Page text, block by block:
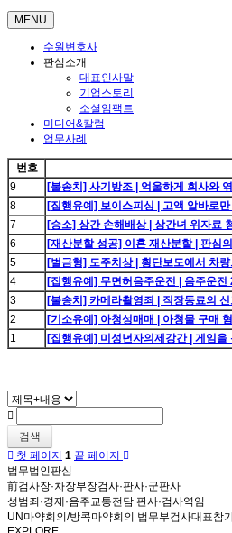
MENU
수원변호사
판심소개
대표인사말
기업스토리
소셜임팩트
미디어&칼럼
업무사례
번호
9
[불송치] 사기방조 | 억울하게 회사와
8
[집행유예] 보이스피싱 | 고액 알바로
7
[승소] 상간 손해배상 | 상간녀 위자료
6
[재산분할 성공] 이혼 재산분할 | 판심
5
[벌금형] 도주치상 | 횡단보도에서 차
4
[집행유예] 무면허음주운전 | 음주운
3
[불송치] 카메라촬영죄 | 직장동료의
2
[기소유예] 아청성매매 | 아청물 구매
1
[집행유예] 미성년자의제강간 | 게임
검색
첫 페이지 1 끝 페이지
법무법인판심
前검사장·차장부장검사·판사·군판사
성범죄·경제·음주교통전담 판사·검사역임
UN마약회의/방콕마약회의 법무부검사대표참